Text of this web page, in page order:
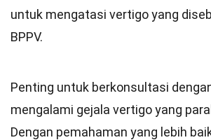
untuk mengatasi vertigo yang
BPPV.
Penting untuk berkonsultasi
mengalami gejala vertigo yang
Dengan pemahaman yang lebih